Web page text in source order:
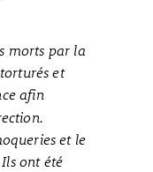
morts par la
et
afin
et le
ont été